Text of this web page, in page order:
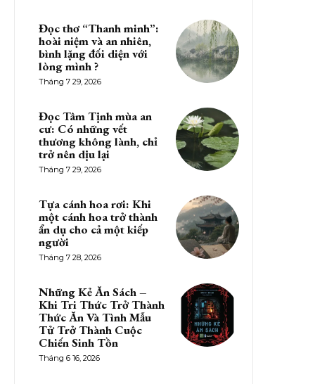
Đọc thơ “Thanh minh”:
hoài niệm và an nhiên,
bình lặng đối diện với
lòng mình ?
Tháng 7 29, 2026
Đọc Tâm Tịnh mùa an
cư: Có những vết
thương không lành, chỉ
trở nên dịu lại
Tháng 7 29, 2026
Tựa cánh hoa rơi: Khi
một cánh hoa trở thành
ẩn dụ cho cả một kiếp
người
Tháng 7 28, 2026
Những Kẻ Ăn Sách –
Khi Tri Thức Trở Thành
Thức Ăn Và Tình Mẫu
Tử Trở Thành Cuộc
Chiến Sinh Tồn
Tháng 6 16, 2026